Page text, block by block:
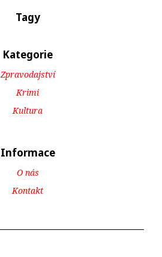
Tagy
Kategorie
Zpravodajství
Krimi
Kultura
Informace
O nás
Kontakt